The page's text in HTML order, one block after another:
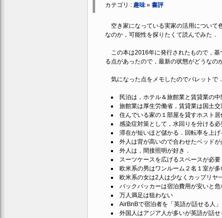
カテゴリ : 趣味» 書評
空き家になっている実家の活用について
なのか，可能性を探りたくて読んでみた．
この本は2016年に発行されたもので，基
る点があったので，最新の状態がどうなの
気になった点をメモしたのでバレットで
民泊は，ホテル＆旅館業と賃貸業の
旅館業は厚生労働省，賃貸業は国土
住んでいる家の１部屋を貸すホスト
感染症対策として，水回りを分ける
滞在が短いほど儲かる．回転率を上げ
外人は背が高いので合わせたベッドが
外人は，間接照明が好き．
スーツケースを広げるスペースが必要
欧米系の男はワンルーム２名１室が多
欧米系の女は2人は少なくカップリヤ
バックパッカーは宿泊費用が安いと
万人満足は狙わない
AirBnBで宿泊者を「英語が話せる人
外国人はアジア人が多いが英語が話